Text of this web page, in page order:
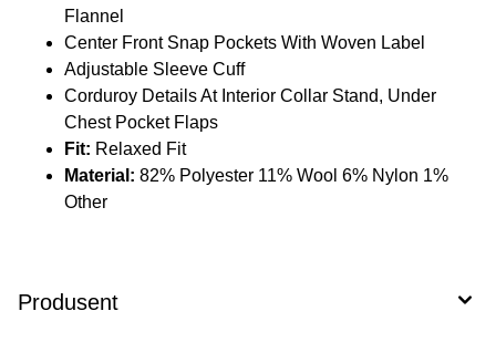
Flannel
Center Front Snap Pockets With Woven Label
Adjustable Sleeve Cuff
Corduroy Details At Interior Collar Stand, Under
Chest Pocket Flaps
Fit: Relaxed Fit
Material: 82% Polyester 11% Wool 6% Nylon 1%
Other
Produsent